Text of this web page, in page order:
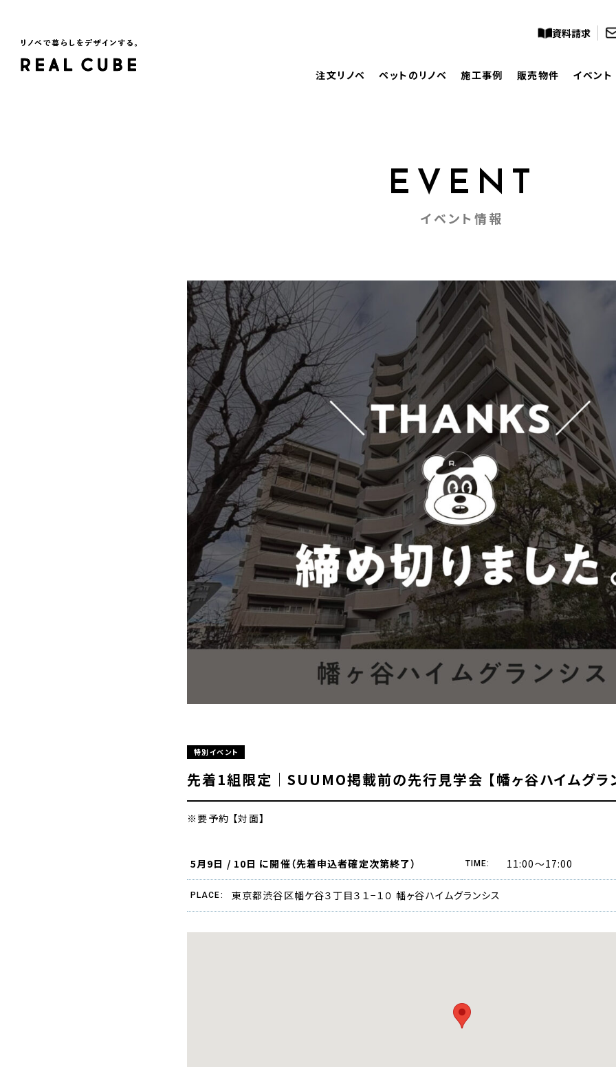
資料請求
注文リノベ ペットのリノベ 施工事例 販売物件 イベント
EVENT
イベント情報
特別イベント
先着1組限定｜SUUMO掲載前の先行見学会 【幡ヶ谷ハイムグラ
※要予約 【対面】
5月9日 / 10日 に開催（先着申込者確定次第終了） TIME: 11:00〜17:00
PLACE: 東京都渋谷区幡ケ谷３丁目３１−１０ 幡ヶ谷ハイムグランシス